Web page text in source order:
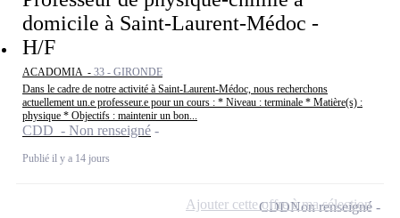
domicile à Saint-Laurent-Médoc -
H/F
ACADOMIA - 33 - GIRONDE
Dans le cadre de notre activité à Saint-Laurent-Médoc, nous recherchons
actuellement un.e professeur.e pour un cours : * Niveau : terminale * Matière(s) :
physique * Objectifs : maintenir un bon...
CDD - Non renseigné
Publié il y a 14 jours
CDDNon renseigné
Ajouter cette offre à ma sélection